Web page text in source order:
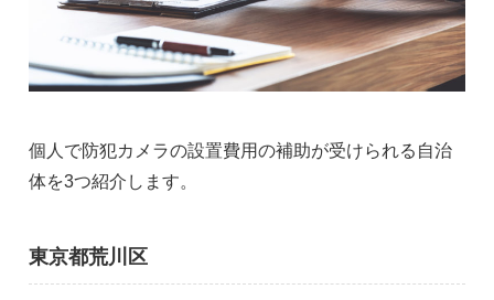
個人で防犯カメラの設置費用の補助が受けられる自治
体を3つ紹介します。
東京都荒川区